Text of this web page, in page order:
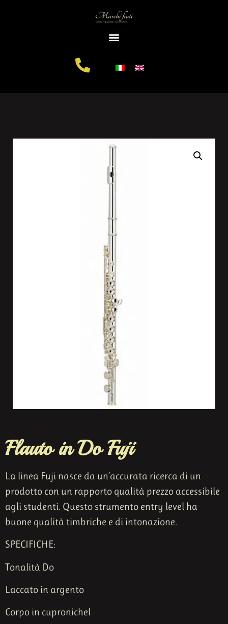
Flauto in Do Fuji
La linea Fuji nasce da un’accurata ricerca di un
prodotto con un rapporto qualità prezzo accessibile
agli studenti. Questo strumento entry level ha
buone qualità timbriche e di intonazione.
SPECIFICHE:
Tonalità Do
Laccato in argento
Corpo in cupronichel